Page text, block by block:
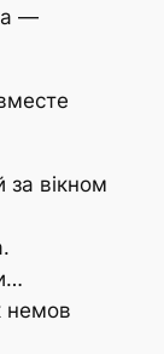
—
за вікном
немов